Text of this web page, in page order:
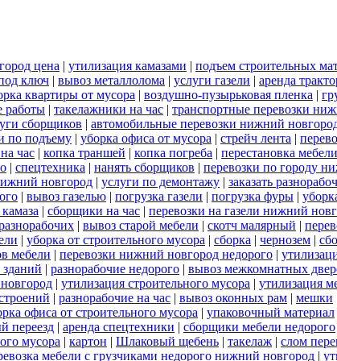
цена | утилизация камазами | подъем строительных
ключ | вывоз металлолома | услуги газели | аренда
квартиры от мусора | воздушно-пузырьковая пленка |
работы | такелажники на час | транспортные перевозки
сборщиков | автомобильные перевозки нижний
по подъему | уборка офиса от мусора | стрейч лента |
час | копка траншей | копка погреба | перестановка мебели
| спецтехника | нанять сборщиков | перевозки по городу
новгород | услуги по демонтажу | заказать
| вывоз газелью | погрузка газели | погрузка фуры |
| сборщики на час | перевозки на газели нижний
| вывоз старой мебели | скотч малярный |
| уборка от строительного мусора | сборка | чернозем |
мебели | перевозки нижний новгород недорого |
зданий | разнорабочие недорого | вывоз межкомнатных
| утилизация строительного мусора | утилизация
| разнорабочие на час | вывоз оконных рам | мешки
офиса от строительного мусора | упаковочный материал
переезд | аренда спецтехники | сборщики мебели недорого
мусора | картон | Шлаковый щебень | такелаж | слом
мебели с грузчиками недорого нижний новгород |